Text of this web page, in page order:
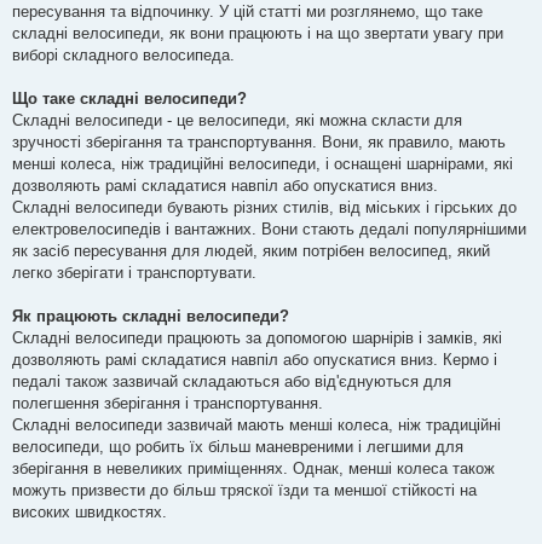
д
о
л
н
я
пересування та відпочинку. У цій статті ми розглянемо, що таке
складні велосипеди, як вони працюють і на що звертати увагу при
виборі складного велосипеда.
Що таке складні велосипеди?
Складні велосипеди - це велосипеди, які можна скласти для
зручності зберігання та транспортування. Вони, як правило, мають
менші колеса, ніж традиційні велосипеди, і оснащені шарнірами, які
дозволяють рамі складатися навпіл або опускатися вниз.
Складні велосипеди бувають різних стилів, від міських і гірських до
електровелосипедів і вантажних. Вони стають дедалі популярнішими
як засіб пересування для людей, яким потрібен велосипед, який
легко зберігати і транспортувати.
Як працюють складні велосипеди?
Складні велосипеди працюють за допомогою шарнірів і замків, які
дозволяють рамі складатися навпіл або опускатися вниз. Кермо і
педалі також зазвичай складаються або від'єднуються для
полегшення зберігання і транспортування.
Складні велосипеди зазвичай мають менші колеса, ніж традиційні
велосипеди, що робить їх більш маневреними і легшими для
зберігання в невеликих приміщеннях. Однак, менші колеса також
можуть призвести до більш тряскої їзди та меншої стійкості на
високих швидкостях.